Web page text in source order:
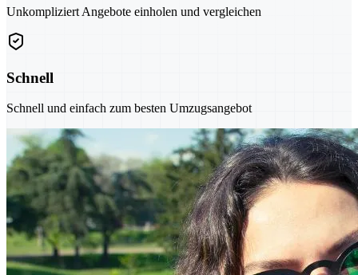
Unkompliziert Angebote einholen und vergleichen
Schnell
Schnell und einfach zum besten Umzugsangebot